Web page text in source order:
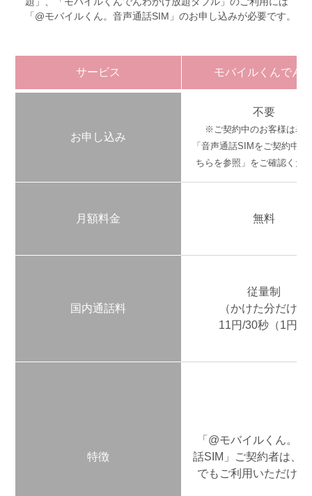
「@モバイルくん。音声通話SIM」のお申し込みが必要です。
サービス モバイルくんでん
お申し込み
不要
※ご契約中のお客様は表
「音声通話SIMをご契約中の
ちらを参照」をご確認くだ
月額料金 無料
国内通話料
従量制
（かけた分だけ）
11円/30秒（1円）
特徴
「@モバイルくん。音
話SIM」ご契約者は、
でもご利用いただけま